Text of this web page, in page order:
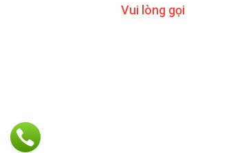
Vui lòng gọi